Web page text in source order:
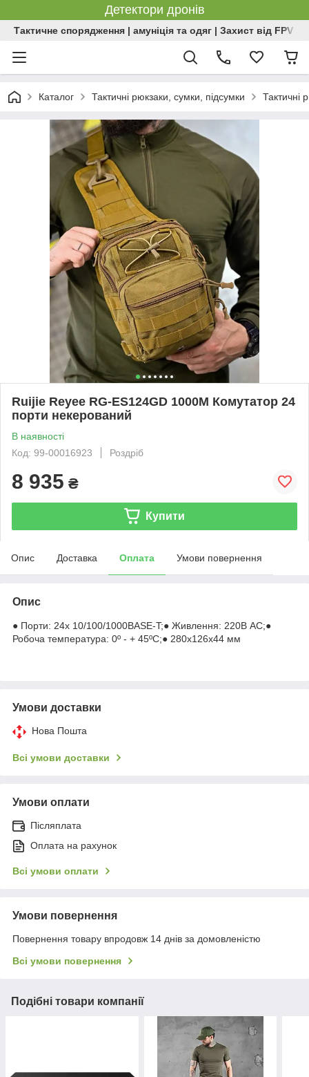
Детектори дронів
Тактичне спорядження | амуніція та одяг | Захист від FPV |
Каталог Тактичні рюкзаки, сумки, підсумки Тактичні
Ruijie Reyee RG-ES124GD 1000М Комутатор 24
порти некерований
В наявності
Код: 99-00016923
Роздріб
8 935 ₴
Купити
Опис Доставка Оплата Умови повернення
Опис
● Порти: 24x 10/100/1000BASE-T;● Живлення: 220В AC;●
Робоча температура: 0º - + 45ºC;● 280x126x44 мм
Умови доставки
Нова Пошта
Всі умови доставки
Умови оплати
Післяплата
Оплата на рахунок
Всі умови оплати
Умови повернення
Повернення товару впродовж 14 днів за домовленістю
Всі умови повернення
Подібні товари компанії